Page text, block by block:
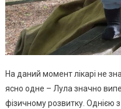
На даний момент лікарі не
ясно одне – Лула значно
фізичному розвитку. Однією